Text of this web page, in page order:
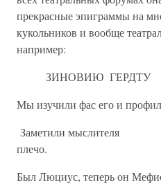
прекрасные эпиграммы на
кукольников и вообще
например:
ЗИНОВИЮ ГЕРДТУ
Мы изучили фас его и
Заметили мыслителя
Был Люциус, теперь он